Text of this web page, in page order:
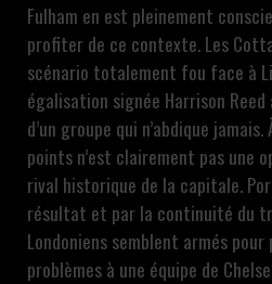
Fulham en est pleinement
profiter de ce contexte. Les
scénario totalement fou face à
égalisation signée Harrison
d’un groupe qui n’abdique
points n’est clairement pas une
rival historique de la capitale.
résultat et par la continuité du
Londoniens semblent armés pour
problèmes à une équipe de